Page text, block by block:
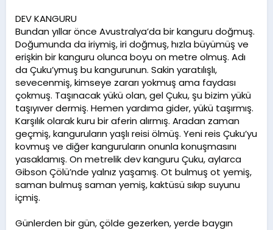
DEV KANGURU
Bundan yıllar önce Avustralya’da bir kanguru doğmuş.
Doğumunda da iriymiş, iri doğmuş, hızla büyümüş ve
erişkin bir kanguru olunca boyu on metre olmuş. Adı
da Çuku’ymuş bu kangurunun. Sakin yaratılışlı,
sevecenmiş, kimseye zararı yokmuş ama faydası
çokmuş. Taşınacak yükü olan, gel Çuku, şu bizim yükü
taşıyıver dermiş. Hemen yardıma gider, yükü taşırmış.
Karşılık olarak kuru bir aferin alırmış. Aradan zaman
geçmiş, kanguruların yaşlı reisi ölmüş. Yeni reis Çuku’yu
kovmuş ve diğer kanguruların onunla konuşmasını
yasaklamış. On metrelik dev kanguru Çuku, aylarca
Gibson Çölü’nde yalnız yaşamış. Ot bulmuş ot yemiş,
saman bulmuş saman yemiş, kaktüsü sıkıp suyunu
içmiş.
Günlerden bir gün, çölde gezerken, yerde baygın